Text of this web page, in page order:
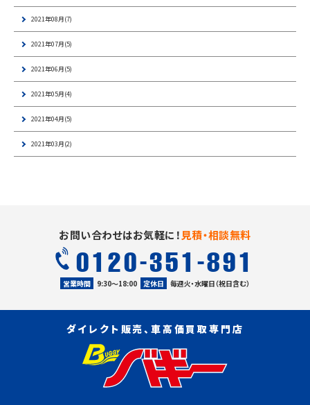
2021年08月(7)
2021年07月(5)
2021年06月(5)
2021年05月(4)
2021年04月(5)
2021年03月(2)
お問い合わせはお気軽に！見積・相談無料
0120-351-891
営業時間 9:30〜18:00 定休日 毎週火・水曜日（祝日含む）
ダイレクト販売、車高価買取専門店